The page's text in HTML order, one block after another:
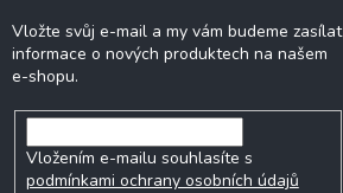
Vložte svůj e-mail a my vám budeme zasílat
informace o nových produktech na našem
e-shopu.
Vložením e-mailu souhlasíte s
podmínkami ochrany osobních údajů